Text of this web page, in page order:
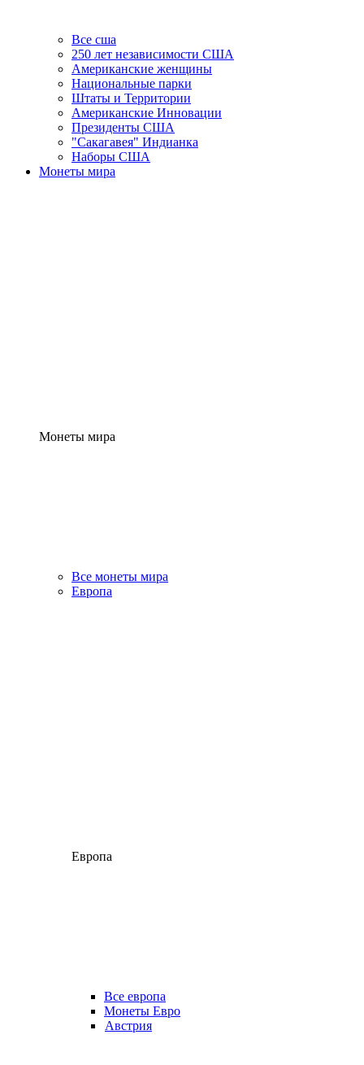
Все сша
250 лет независимости США
Американские женщины
Национальные парки
Штаты и Территории
Американские Инновации
Президенты США
"Сакагавея" Индианка
Наборы США
Монеты мира
Монеты мира
Все монеты мира
Европа
Европа
Все европа
Монеты Евро
Австрия